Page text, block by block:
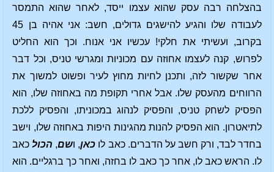
בהצלחה רבה עסק שהוא עצמו ייסד, לאחר שהוא התמסר
לעבודה שלו והגיע להישגים גדולים, חשב: אני אהיה בן 45
בקרוב, ועשיתי את חלקי! עכשיו אני אנוח. וכך הוא החליט
לפרוש, קנה לעצמו אחוזה עם מכוניות ומגרשי טניס, וכל דבר
אחר שקשור לזה, ותכנן לחיות מחוץ לעיר ופשוט למשוך את
הרווחים מהעסק שלו. אבל אחרי תקופת מה באחוזה שלו, הוא
הפסיק לשחק טניס, והפסיק לנהוג במכוניתו, והפסיק ללכת
לתיאטרון. הוא הפסיק להנות מהגינות היפות באחוזה שלו, וישב
בחדר לבד, ורק חשב על הדברים. כאב לו כאן, ושם, הכולכאב
לו. הראש כאב לו, אחר כך כאב לו בחזה, ואחר כך ברגליים. הוא